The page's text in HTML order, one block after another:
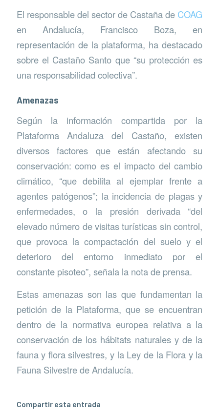
El responsable del sector de Castaña de COAG
en Andalucía, Francisco Boza, en
representación de la plataforma, ha destacado
sobre el Castaño Santo que “su protección es
una responsabilidad colectiva”.
Amenazas
Según la información compartida por la
Plataforma Andaluza del Castaño, existen
diversos factores que están afectando su
conservación: como es el impacto del cambio
climático, “que debilita al ejemplar frente a
agentes patógenos”; la incidencia de plagas y
enfermedades, o la presión derivada “del
elevado número de visitas turísticas sin control,
que provoca la compactación del suelo y el
deterioro del entorno inmediato por el
constante pisoteo”, señala la nota de prensa.
Estas amenazas son las que fundamentan la
petición de la Plataforma, que se encuentran
dentro de la normativa europea relativa a la
conservación de los hábitats naturales y de la
fauna y flora silvestres, y la Ley de la Flora y la
Fauna Silvestre de Andalucía.
Compartir esta entrada